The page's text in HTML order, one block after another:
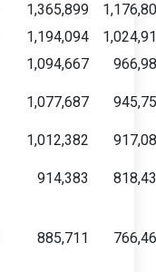
1,365,899
1,194,094
1,094,667
1,077,687
1,012,382
914,383
885,711